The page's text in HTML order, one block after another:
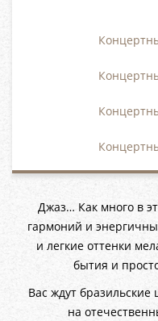
Джаз… Как много в
гармоний и
и легкие оттенки
бытия и
Вас ждут
на